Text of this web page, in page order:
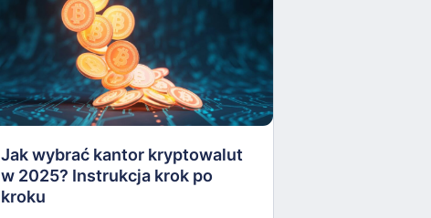
Jak wybrać kantor kryptowalut
w 2025? Instrukcja krok po
kroku